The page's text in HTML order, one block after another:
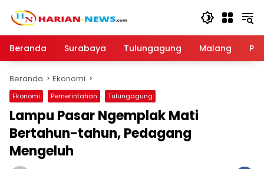
Beranda
Surabaya Tulungagung Malang
Beranda Ekonomi
Ekonomi Pemerintahan Tulungagung
Lampu Pasar Ngemplak Mati
Bertahun-tahun, Pedagang
Mengeluh